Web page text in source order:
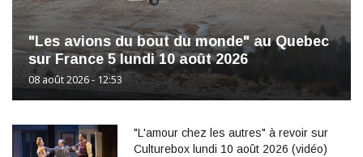
"Les avions du bout du monde" au Quebec
sur France 5 lundi 10 août 2026
08 août 2026 - 12:53
"L'amour chez les autres" à revoir sur
Culturebox lundi 10 août 2026 (vidéo)